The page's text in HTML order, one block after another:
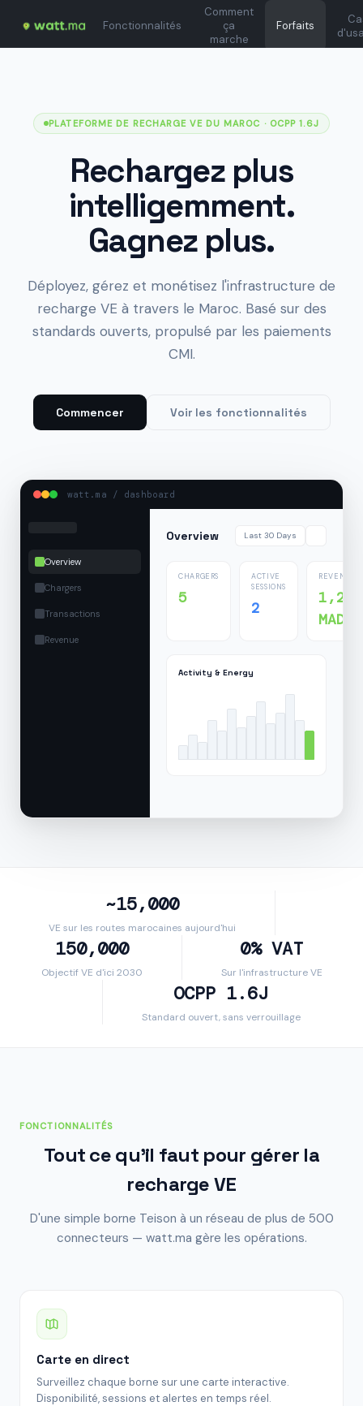
Fonctionnalités
Comment
ça
marche
Forfaits
PLATEFORME DE RECHARGE VE DU MAROC · OCPP 1.6J
Rechargez plus
intelligemment.
Gagnez plus.
Déployez, gérez et monétisez l'infrastructure de
recharge VE à travers le Maroc. Basé sur des
standards ouverts, propulsé par les paiements
CMI.
Commencer Voir les fonctionnalités
watt.ma / dashboard
Overview
Chargers
Transactions
Revenue
Overview Last 30 Days
CHARGERS
5
ACTIVE
SESSIONS
2
REVENUE
1,240
MAD
Activity & Energy
~15,000
VE sur les routes marocaines aujourd'hui
150,000
Objectif VE d'ici 2030
0% VAT
Sur l'infrastructure VE
OCPP 1.6J
Standard ouvert, sans verrouillage
FONCTIONNALITÉS
Tout ce qu'il faut pour gérer la
recharge VE
D'une simple borne Teison à un réseau de plus de 500
connecteurs — watt.ma gère les opérations.
Carte en direct
Surveillez chaque borne sur une carte interactive.
Disponibilité, sessions et alertes en temps réel.